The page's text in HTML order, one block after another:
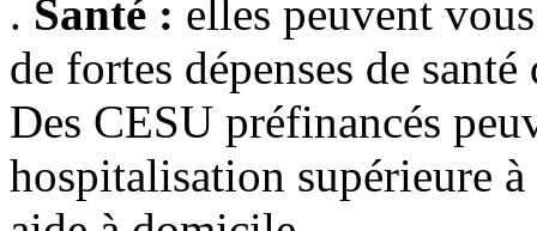
. Santé : elles peuvent
de fortes dépenses de
Des CESU préfinancés
hospitalisation supérieure